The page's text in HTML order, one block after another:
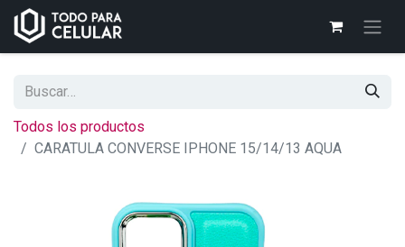
Todos los productos
CARATULA CONVERSE IPHONE 15/14/13 AQUA